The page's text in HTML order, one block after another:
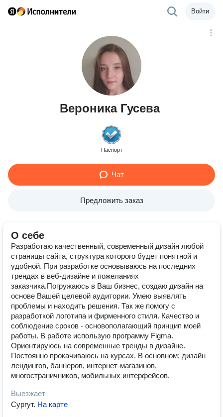
Войти
Вероника Гусева
Паспорт
Чат
Предложить заказ
О себе
Разработаю качественный, современный дизайн любой
страницы сайта, структура которого будет понятной и
удобной. При разработке основываюсь на последних
трендах в веб-дизайне и пожеланиях
заказчика.Погружаюсь в Ваш бизнес, создаю дизайн на
основе Вашей целевой аудитории. Умею выявлять
проблемы и находить решения. Так же помогу с
разработкой логотипа и фирменного стиля. Качество и
соблюдение сроков - основополагающий принцип моей
работы. В работе использую программу Figma.
Ориентируюсь на современные тренды в дизайне.
Постоянно прокачиваюсь на курсах. В основном: дизайн
лендингов, баннеров, интернет-магазинов,
многостраничников, мобильных интерфейсов.
Выезжает
Сургут. На карте